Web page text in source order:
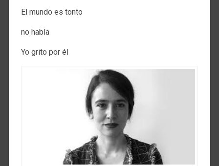
El mundo es tonto
no habla
Yo grito por él